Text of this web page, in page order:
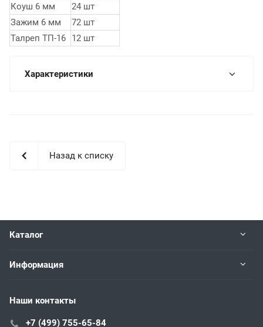
Коуш 6 мм
24 шт
Зажим 6 мм
72 шт
Талреп ТП-16
12 шт
Характеристики
Назад к списку
Каталог
Информация
Наши контакты
+7 (499) 755-65-84